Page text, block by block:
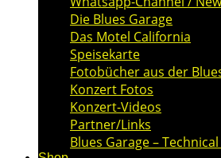
Die Blues Garage
Das Motel California
Speisekarte
Fotobücher aus der
Konzert Fotos
Konzert-Videos
Partner/Links
Blues Garage – Technical